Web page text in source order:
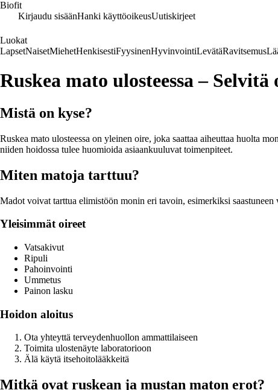
Biofit
Kirjaudu sisäänHanki käyttöoikeusUutiskirjeet
Luokat
LapsetNaisetMiehetHenkisestiFyysinenHyvinvointiLevätäRavitsemus
Ruskea mato ulosteessa –
Mistä on kyse?
Ruskea mato ulosteessa on yleinen oire, joka saattaa aiheuttaa huolta
niiden hoidossa tulee huomioida asiaankuuluvat toimenpiteet.
Miten matoja tarttuu?
Madot voivat tarttua elimistöön monin eri tavoin, esimerkiksi
Yleisimmät oireet
Vatsakivut
Ripuli
Pahoinvointi
Ummetus
Painon lasku
Hoidon aloitus
Ota yhteyttä terveydenhuollon ammattilaiseen
Toimita ulostenäyte laboratorioon
Älä käytä itsehoitolääkkeitä
Mitkä ovat ruskean ja mustan maton erot?